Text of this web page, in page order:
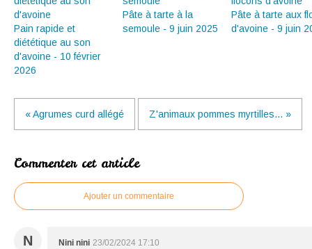
Pain rapide et
diététique au son
d'avoine - 10 février
2026
Pâte à tarte à la
semoule - 9 juin 2025
Pâte à tarte aux
d'avoine - 9 juin
« Agrumes curd allégé Z'animaux pommes myrtilles... »
Commenter cet article
Ajouter un commentaire
N Nini nini 23/02/2024 17:10